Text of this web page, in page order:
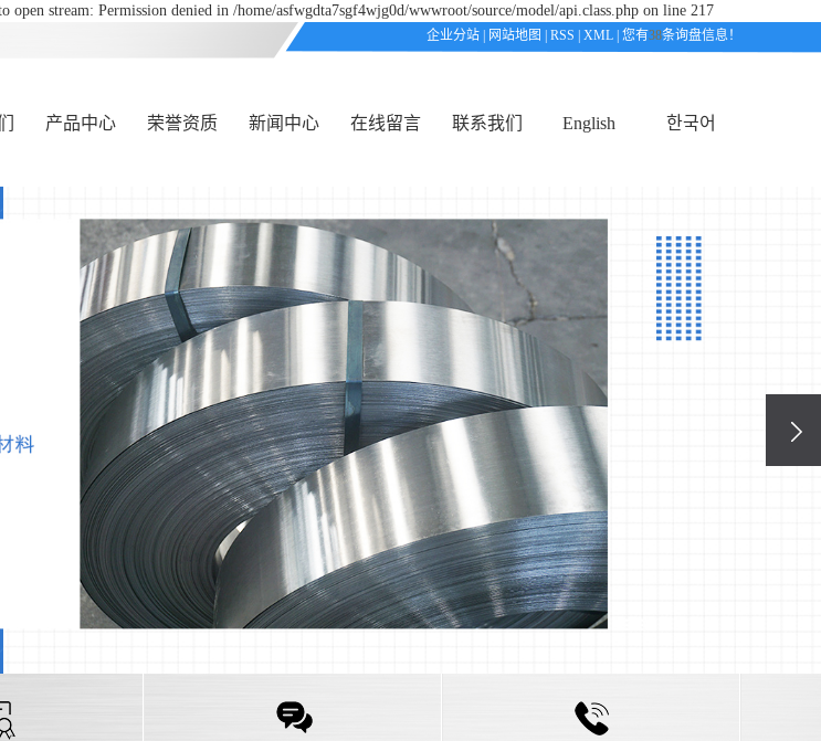
stream: Permission denied in /home/asfwgdta7sgf4wjg0d/wwwroot/source/model/api.class.php on line 217
企业分站 网站地图 RSS XML 您有38条询盘信息！
产品中心 荣誉资质 新闻中心 在线留言 联系我们 English 한국어